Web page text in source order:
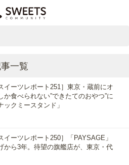
一覧
イーツレポート251］東京・蔵前にオ
か食べられない”できたてのおやつ”に
ックミースタンド」
イーツレポート250］「PAYSAGE」
から3年。待望の旗艦店が、東京・代